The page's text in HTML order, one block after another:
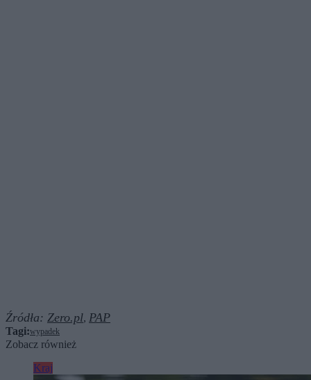
Źródła: Zero.pl, PAP
Tagi:wypadek
Zobacz również
Kraj